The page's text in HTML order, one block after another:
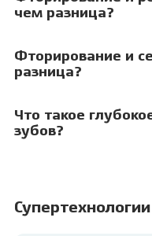
чем разница?
Фторирование и
разница?
Что такое
зубов?
Супертехнологии